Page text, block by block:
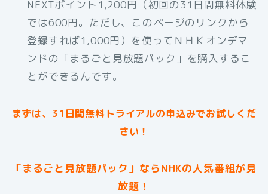
NEXTポイント1,200円（初回の31日間無料体験
では600円。ただし、このページのリンクから
登録すれば1,000円）を使ってＮＨＫオンデマ
ンドの「まるごと見放題パック」を購入するこ
とができるんです。
まずは、31日間無料トライアルの申込みでお試しくだ
さい！
「まるごと見放題パック」ならNHKの人気番組が見
放題！